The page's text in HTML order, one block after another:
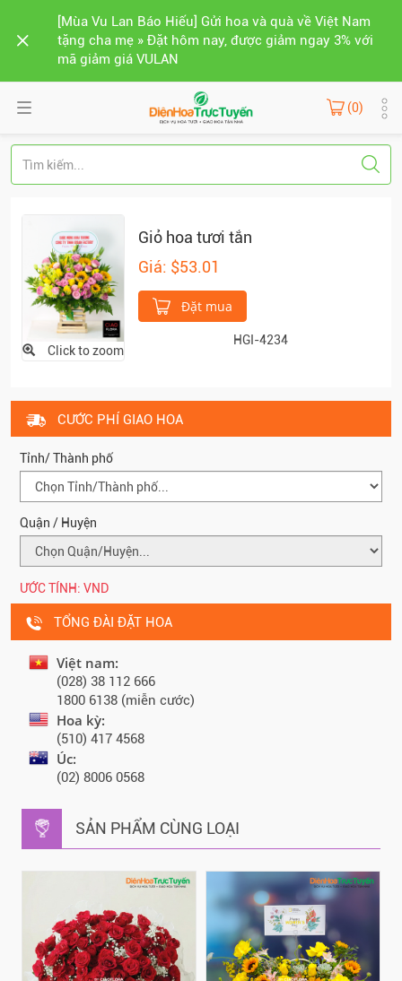
[Mùa Vu Lan Báo Hiếu] Gửi hoa và quà về Việt Nam
tặng cha mẹ » Đặt hôm nay, được giảm ngay 3% với
mã giảm giá VULAN
(0)
Click to zoom
Giỏ hoa tươi tắn
Giá: $53.01
Đặt mua
HGI-4234
CƯỚC PHÍ GIAO HOA
Tỉnh/ Thành phố
Quận / Huyện
ƯỚC TÍNH: VND
TỔNG ĐÀI ĐẶT HOA
Việt nam:
(028) 38 112 666
1800 6138 (miễn cước)
Hoa kỳ:
(510) 417 4568
Úc:
(02) 8006 0568
SẢN PHẨM CÙNG LOẠI